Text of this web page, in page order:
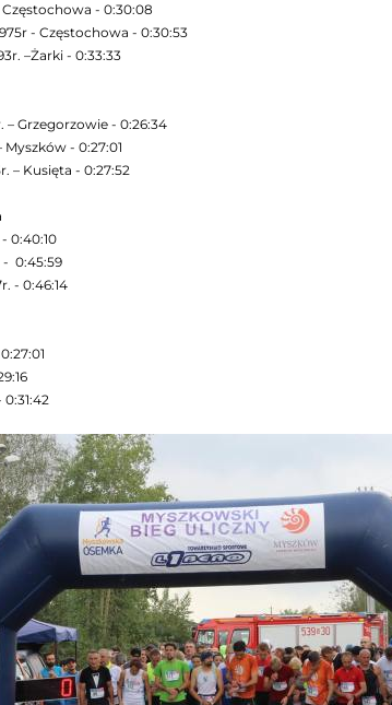
Częstochowa - 0:30:08
- Częstochowa - 0:30:53
–Żarki - 0:33:33
– Grzegorzowie - 0:26:34
- 0:27:01
– Kusięta - 0:27:52
0:40:10
- 0:45:59
- 0:46:14